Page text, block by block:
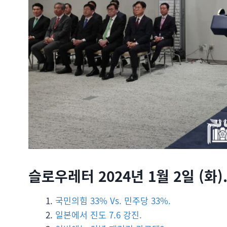
슬로우레터 2024년 1월 2일 (화).
국민의힘 33% Vs. 민주당 33%.
일본에서 진도 7.6 강진.